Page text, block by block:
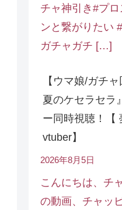
チャ神引き#プ
ンと繋がりたい
ガチャガチ […]
【ウマ娘/ガチ
夏のケセラセラ
ー同時視聴！【
vtuber】
2026年8月5日
こんにちは、チ
の動画、チャッ